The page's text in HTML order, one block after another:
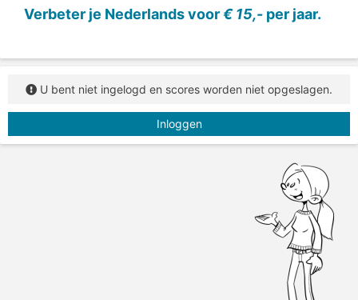
Verbeter je Nederlands voor€ 15,- per jaar.
U bent niet ingelogd en scores worden niet opgeslagen.
Inloggen